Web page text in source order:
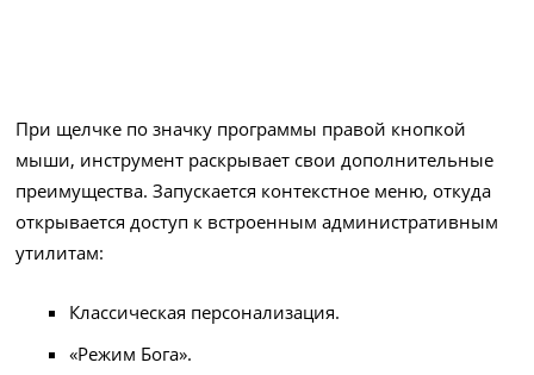
При щелчке по значку программы правой кнопкой
мыши, инструмент раскрывает свои дополнительные
преимущества. Запускается контекстное меню, откуда
открывается доступ к встроенным административным
утилитам:
Классическая персонализация.
«Режим Бога».